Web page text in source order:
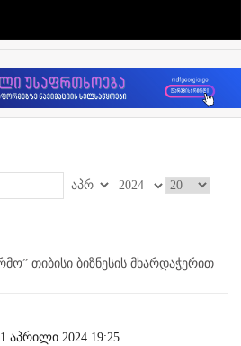
თიბისი ბიზნესის მხარდაჭერით
აპრილი 2024 19:25